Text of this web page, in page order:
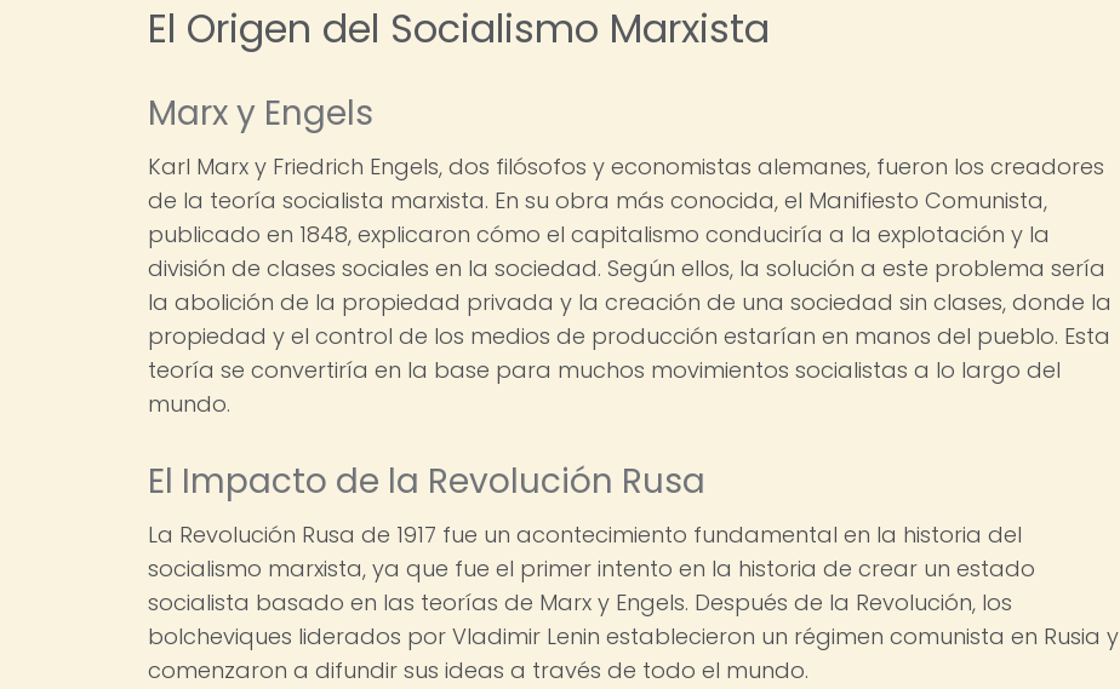
El Origen del Socialismo Marxista
Marx y Engels
Karl Marx y Friedrich Engels, dos filósofos y economistas alemanes, fueron los creadores
de la teoría socialista marxista. En su obra más conocida, el Manifiesto Comunista,
publicado en 1848, explicaron cómo el capitalismo conduciría a la explotación y la
división de clases sociales en la sociedad. Según ellos, la solución a este problema sería
la abolición de la propiedad privada y la creación de una sociedad sin clases, donde la
propiedad y el control de los medios de producción estarían en manos del pueblo. Esta
teoría se convertiría en la base para muchos movimientos socialistas a lo largo del
mundo.
El Impacto de la Revolución Rusa
La Revolución Rusa de 1917 fue un acontecimiento fundamental en la historia del
socialismo marxista, ya que fue el primer intento en la historia de crear un estado
socialista basado en las teorías de Marx y Engels. Después de la Revolución, los
bolcheviques liderados por Vladimir Lenin establecieron un régimen comunista en Rusia y
comenzaron a difundir sus ideas a través de todo el mundo.